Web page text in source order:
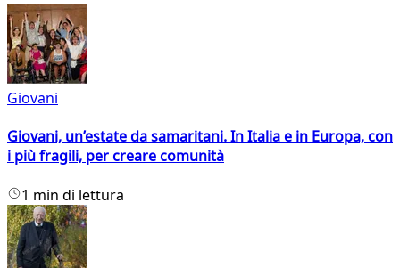
Giovani
Giovani, un’estate da samaritani. In Italia e in Europa, con
i più fragili, per creare comunità
1 min di lettura